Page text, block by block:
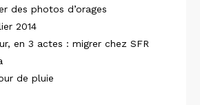
des photos d’orages
2014
en 3 actes : migrer chez SFR
de pluie